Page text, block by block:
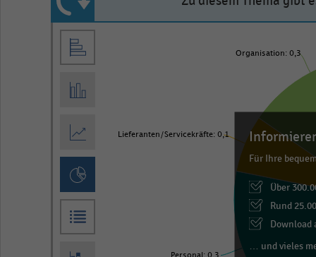
Personal: 0,3
Lieferanten/Servicekräfte: 0,1
Organisation: 0,3
Für Ihre
Über
Rund
Download
… und vieles